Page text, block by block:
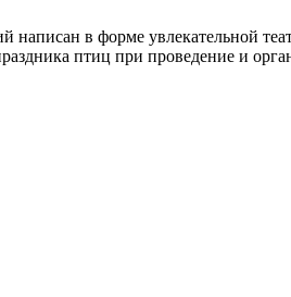
в форме увлекательной
птиц при проведение и